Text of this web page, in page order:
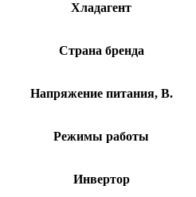
Хладагент
Страна бренда
Напряжение питания, В.
Режимы работы
Инвертор